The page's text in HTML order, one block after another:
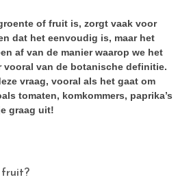
of fruit is, zorgt vaak voor
dat het eenvoudig is, maar het
af van de manier waarop we het
vooral van de botanische definitie.
vraag, vooral als het gaat om
tomaten, komkommers, paprika’s
graag uit!
fruit?